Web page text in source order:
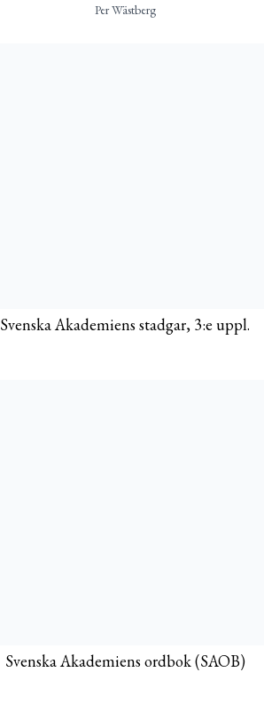
Per Wästberg
Svenska Akademiens stadgar, 3:e uppl.
Svenska Akademiens ordbok (SAOB)